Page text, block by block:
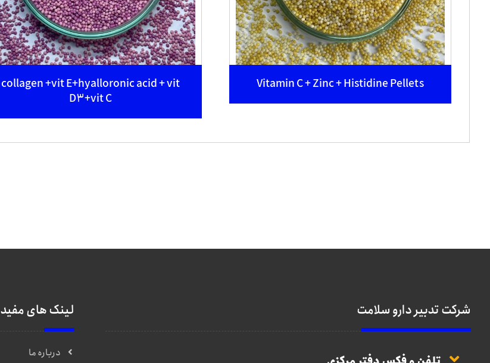
Vitamin C + Zinc + Histidine Pellets
collagen +vit E+hyalloronic acid + vit
D3+vit C
شرکت تدبیر دارو سلامت لینک های مفید
درباره ما